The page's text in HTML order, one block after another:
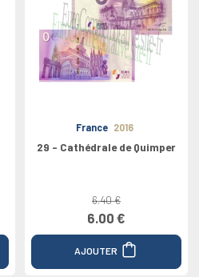
France 2016
29 - Cathédrale de Quimper
6.40 €
6.00 €
AJOUTER